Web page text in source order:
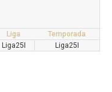
Liga
Temporada
Liga25I Liga25I